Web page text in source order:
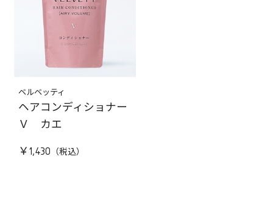
ベルベッティ
ヘアコンディショナー
Ｖ カエ
￥1,430